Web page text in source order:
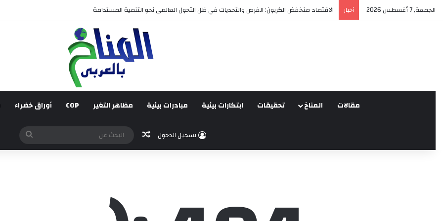
الجمعة, 7 أغسطس 2026 أخبار الاقتصاد منخفض الكربون: الفرص والتحديات في ظل التحول العالمي نحو التنمية المستدامة
مقالات المناخ تحقيقات ابتكارات بيئية مبادرات بيئية مظاهر التغير COP أوراق خضراء
تسجيل الدخول مقال عشوائي
عن